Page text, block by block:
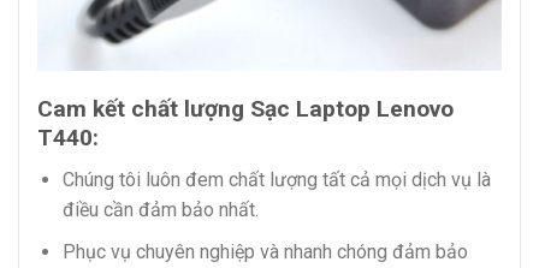
Cam kết chất lượng Sạc Laptop Lenovo
T440:
Chúng tôi luôn đem chất lượng tất cả mọi dịch vụ là
điều cần đảm bảo nhất.
Phục vụ chuyên nghiệp và nhanh chóng đảm bảo